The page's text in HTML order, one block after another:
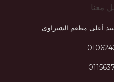
معنا
أعلى مطعم الشبراوى